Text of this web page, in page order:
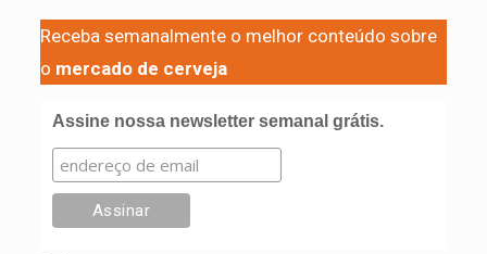
Receba semanalmente o melhor conteúdo sobre
o mercado de cerveja
Assine nossa newsletter semanal grátis.